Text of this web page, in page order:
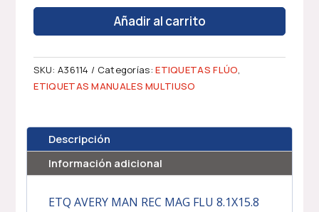
ETIQUETAS
FLÚO
8.1x15.8
mm
Añadir al carrito
SKU: A36114 Categorías:ETIQUETAS FLÚO,
ETIQUETAS MANUALES MULTIUSO
Descripción
Información adicional
ETQ AVERY MAN REC MAG FLU 8.1X15.8